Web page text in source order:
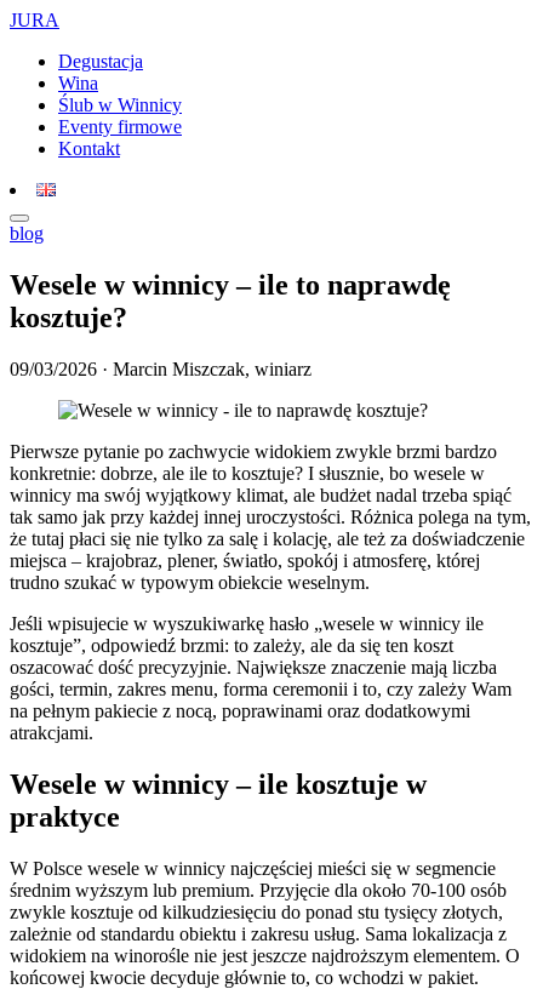
JURA
Degustacja
Wina
Ślub w Winnicy
Eventy firmowe
Kontakt
blog
Wesele w winnicy – ile to naprawdę
kosztuje?
09/03/2026 · Marcin Miszczak, winiarz
Pierwsze pytanie po zachwycie widokiem zwykle brzmi bardzo
konkretnie: dobrze, ale ile to kosztuje? I słusznie, bo wesele w
winnicy ma swój wyjątkowy klimat, ale budżet nadal trzeba spiąć
tak samo jak przy każdej innej uroczystości. Różnica polega na tym,
że tutaj płaci się nie tylko za salę i kolację, ale też za doświadczenie
miejsca – krajobraz, plener, światło, spokój i atmosferę, której
trudno szukać w typowym obiekcie weselnym.
Jeśli wpisujecie w wyszukiwarkę hasło „wesele w winnicy ile
kosztuje”, odpowiedź brzmi: to zależy, ale da się ten koszt
oszacować dość precyzyjnie. Największe znaczenie mają liczba
gości, termin, zakres menu, forma ceremonii i to, czy zależy Wam
na pełnym pakiecie z nocą, poprawinami oraz dodatkowymi
atrakcjami.
Wesele w winnicy – ile kosztuje w
praktyce
W Polsce wesele w winnicy najczęściej mieści się w segmencie
średnim wyższym lub premium. Przyjęcie dla około 70-100 osób
zwykle kosztuje od kilkudziesięciu do ponad stu tysięcy złotych,
zależnie od standardu obiektu i zakresu usług. Sama lokalizacja z
widokiem na winorośle nie jest jeszcze najdroższym elementem. O
końcowej kwocie decyduje głównie to, co wchodzi w pakiet.